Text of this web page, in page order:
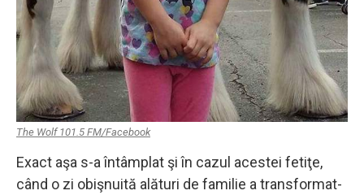
The Wolf 101.5 FM/Facebook
Exact aşa s-a întâmplat şi în cazul acestei fetiţe,
când o zi obişnuită alături de familie a transformat-